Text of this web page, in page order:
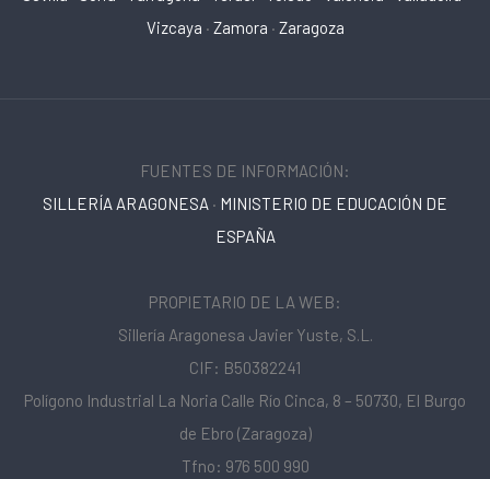
Vizcaya · Zamora · Zaragoza
FUENTES DE INFORMACIÓN:
SILLERÍA ARAGONESA · MINISTERIO DE EDUCACIÓN DE
ESPAÑA
PROPIETARIO DE LA WEB:
Sillería Aragonesa Javier Yuste, S.L.
CIF: B50382241
Polígono Industrial La Noria Calle Río Cinca, 8 – 50730, El Burgo
de Ebro (Zaragoza)
Tfno: 976 500 990